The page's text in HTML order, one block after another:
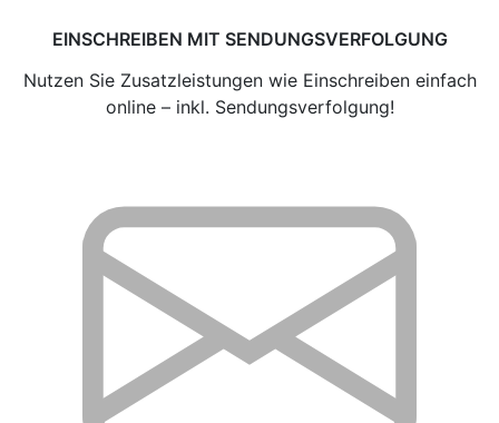
EINSCHREIBEN MIT SENDUNGSVERFOLGUNG
Nutzen Sie Zusatzleistungen wie Einschreiben einfach
online – inkl. Sendungsverfolgung!